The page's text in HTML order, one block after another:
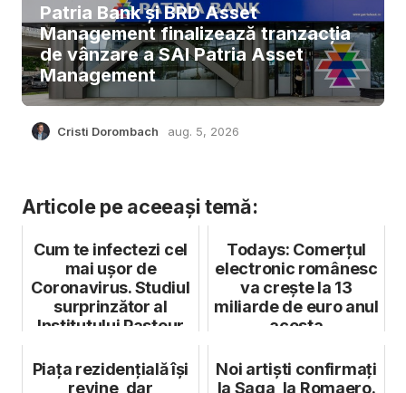
Patria Bank și BRD Asset
Management finalizează tranzacția
de vânzare a SAI Patria Asset
Management
Cristi Dorombach aug. 5, 2026
Articole pe aceeași temă:
Cum te infectezi cel
mai ușor de
Coronavirus. Studiul
surprinzător al
Institutului Pasteur
Todays: Comerțul
electronic românesc
va crește la 13
miliarde de euro anul
acesta
Piața rezidențială își
revine, dar
Noi artiști confirmați
la Saga, la Romaero.